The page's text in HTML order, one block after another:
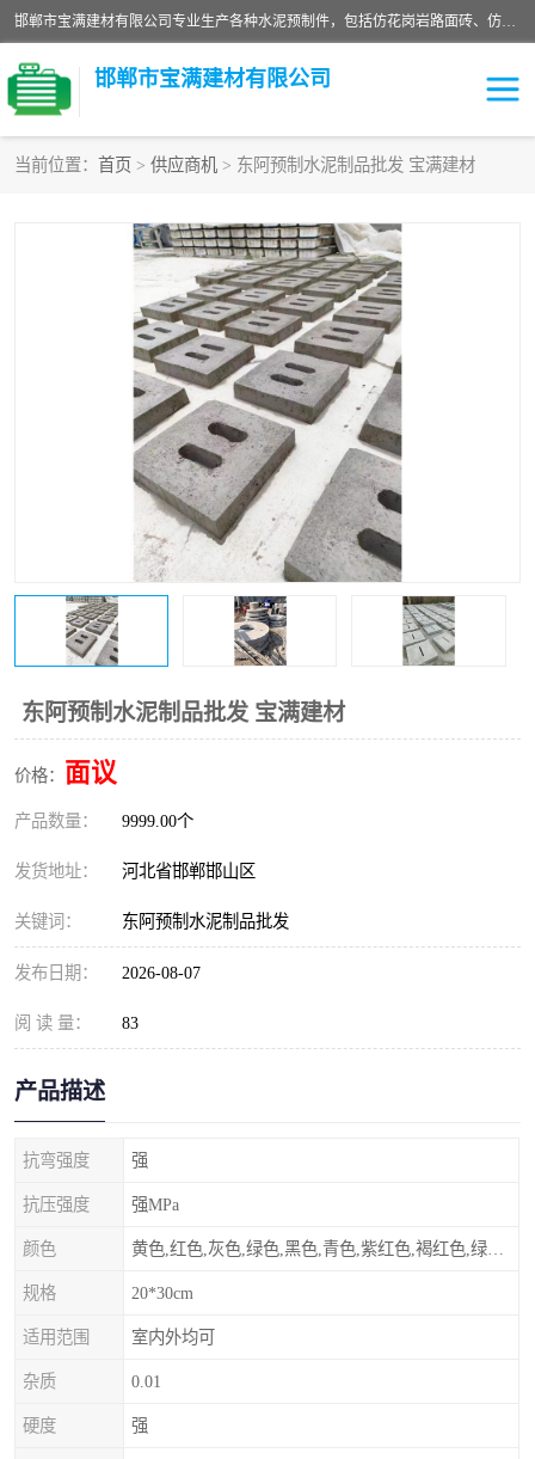
邯郸市宝满建材有限公司专业生产各种水泥预制件，包括仿花岗岩路面砖、仿花岗岩人行道砖、仿花岗岩路侧石、烧结砖、植草砖、码头砖连锁块、仿花岗岩路侧石、沙井盖、水泥盖板等各种水泥制品
邯郸市宝满建材有限公司
当前位置： 首页 > 供应商机 > 东阿预制水泥制品批发 宝满建材
东阿预制水泥制品批发 宝满建材
价格： 面议
产品数量： 9999.00个
发货地址： 河北省邯郸邯山区
关键词： 东阿预制水泥制品批发
发布日期： 2026-08-07
阅 读 量： 83
产品描述
抗弯强度 强
抗压强度 强MPa
颜色
规格 20*30cm
适用范围 室内外均可
杂质 0.01
硬度 强
混凝土路沿石
便道砖
花岗岩路岩石 盲道砖
pc仿石砖